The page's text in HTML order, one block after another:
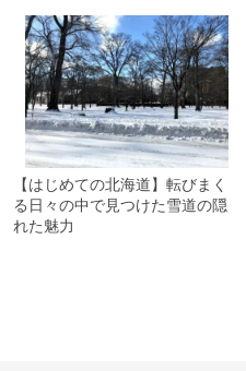
【はじめての北海道】転びまく
る日々の中で見つけた雪道の隠
れた魅力